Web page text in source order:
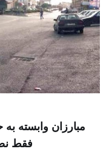
مبارزان وابسته
فقط